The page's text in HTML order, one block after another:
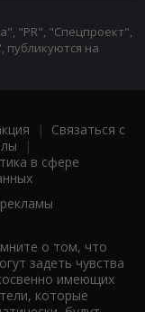
"PR", "Спецпроект",
на
| Связаться с
|
в сфере
о том, что
задеть чувства
имеющих
которые